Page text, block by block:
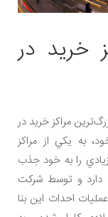
خرید در
مراکز خريد در
به يکي از مراکز
را به خود جذب
طبقه، ۳۷ متر ارتفاع دارد و توسط شرکت
احداث اين بنا